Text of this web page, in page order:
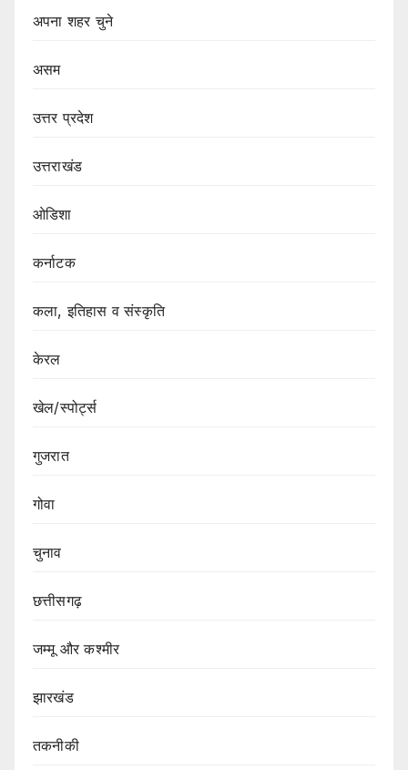
अपना शहर चुने
असम
उत्तर प्रदेश
उत्तराखंड
ओडिशा
कर्नाटक
कला, इतिहास व संस्कृति
केरल
खेल/स्पोर्ट्स
गुजरात
गोवा
चुनाव
छत्तीसगढ़
जम्मू और कश्मीर
झारखंड
तकनीकी